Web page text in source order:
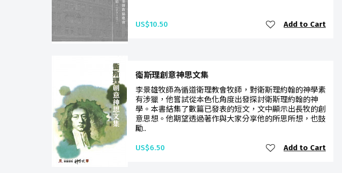
US$10.50 Add to Cart
衛斯理創意神思文集
李景雄牧師為循道衛理教會牧師，對衛斯理約翰的神學素
有涉獵，他嘗試從本色化角度出發探討衛斯理約翰的神
學。本書結集了數篇已發表的短文，文中顯示出長牧的創
意思想。他期望透過著作與大家分享他的所思所想，也鼓
勵..
US$6.50 Add to Cart